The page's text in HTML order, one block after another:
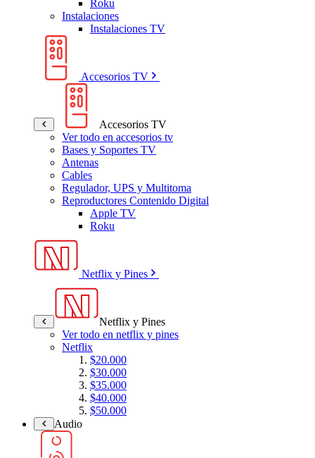
Roku
Instalaciones
Instalaciones TV
Accesorios TV
Accesorios TV
Ver todo en accesorios tv
Bases y Soportes TV
Antenas
Cables
Regulador, UPS y Multitoma
Reproductores Contenido Digital
Apple TV
Roku
Netflix y Pines
Netflix y Pines
Ver todo en netflix y pines
Netflix
$20.000
$30.000
$35.000
$40.000
$50.000
Audio